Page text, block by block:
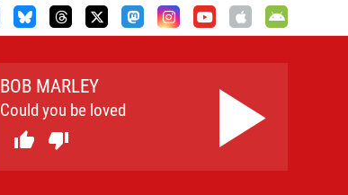
BOB MARLEY
Could you be loved
 